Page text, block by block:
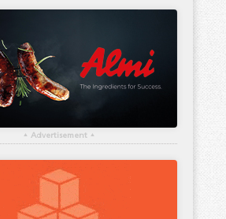
▴ Advertisement ▴